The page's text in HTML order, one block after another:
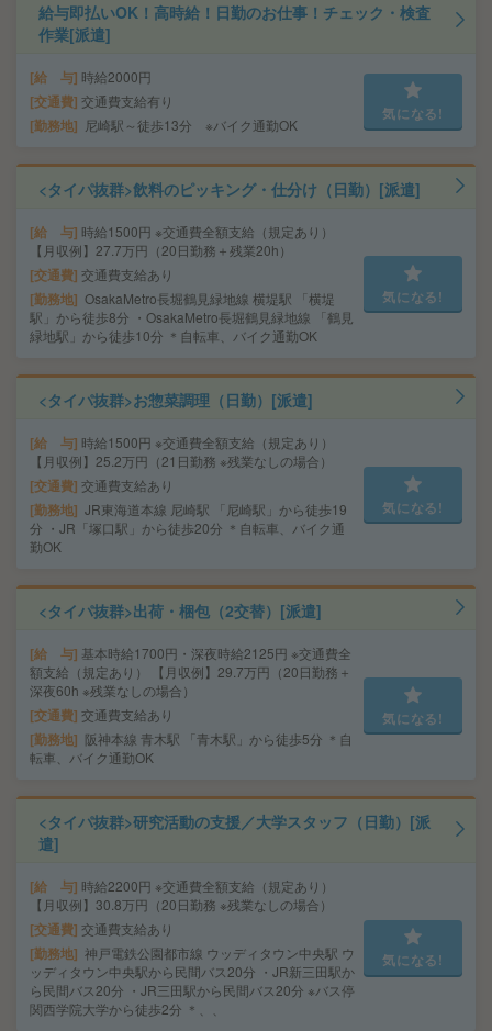
給与即払いOK！高時給！日勤のお仕事！チェック・検査
作業[派遣]
給 与 時給2000円
交通費 交通費支給有り
勤務地 尼崎駅～徒歩13分 ※バイク通勤OK
気になる!
<タイパ抜群>飲料のピッキング・仕分け（日勤）[派遣]
給 与 時給1500円 ※交通費全額支給（規定あり）
【月収例】27.7万円（20日勤務＋残業20h）
交通費 交通費支給あり
勤務地 OsakaMetro長堀鶴見緑地線 横堤駅 「横堤
駅」から徒歩8分 ・OsakaMetro長堀鶴見緑地線 「鶴見
緑地駅」から徒歩10分 ＊自転車、バイク通勤OK
気になる!
<タイパ抜群>お惣菜調理（日勤）[派遣]
給 与 時給1500円 ※交通費全額支給（規定あり）
【月収例】25.2万円（21日勤務 ※残業なしの場合）
交通費 交通費支給あり
勤務地 JR東海道本線 尼崎駅 「尼崎駅」から徒歩19
分 ・JR「塚口駅」から徒歩20分 ＊自転車、バイク通
勤OK
気になる!
<タイパ抜群>出荷・梱包（2交替）[派遣]
給 与 基本時給1700円・深夜時給2125円 ※交通費全
額支給（規定あり） 【月収例】29.7万円（20日勤務＋
深夜60h ※残業なしの場合）
交通費 交通費支給あり
勤務地
阪神本線 青木駅 「青木駅」から徒歩5分 ＊自
転車、バイク通勤OK
気になる!
<タイパ抜群>研究活動の支援／大学スタッフ（日勤）[派
遣]
給 与 時給2200円 ※交通費全額支給（規定あり）
【月収例】30.8万円（20日勤務 ※残業なしの場合）
交通費 交通費支給あり
勤務地 神戸電鉄公園都市線 ウッディタウン中央駅 ウ
ッディタウン中央駅から民間バス20分 ・JR新三田駅か
ら民間バス20分 ・JR三田駅から民間バス20分 ※バス停
関西学院大学から徒歩2分 ＊、、
気になる!